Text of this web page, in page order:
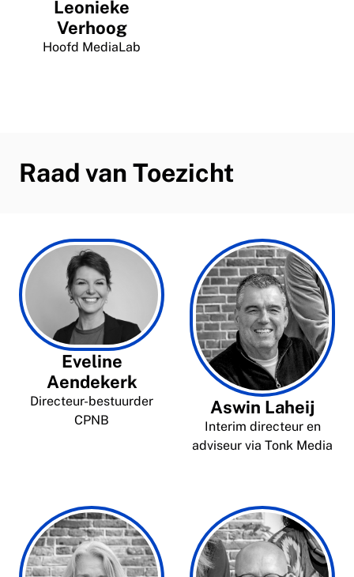
Leonieke
Verhoog
Hoofd MediaLab
Raad van Toezicht
Eveline
Aendekerk
Directeur-bestuurder
CPNB
Aswin Laheij
Interim directeur en
adviseur via Tonk Media